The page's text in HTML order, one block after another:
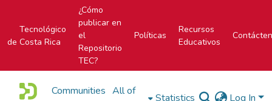
Tecnológico
de Costa Rica
¿Cómo
publicar en
el
Repositorio
TEC?
Políticas
Recursos
Educativos
Communities All of
Statistics Log In